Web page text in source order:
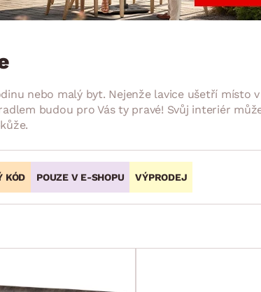
ZAHRADNÍ DOPLŇKY VÁNOCE
Zahradní doplňky
nebo malý byt. Nejenže lavice ušetří místo
budou pro Vás ty pravé! Svůj interiér
KÓD POUZE V E-SHOPU VÝPRODEJ